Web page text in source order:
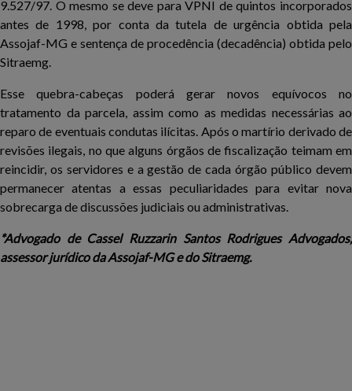
9.527/97. O mesmo se deve para VPNI de quintos incorporados
antes de 1998, por conta da tutela de urgência obtida pela
Assojaf-MG e sentença de procedência (decadência) obtida pelo
Sitraemg.
Esse quebra-cabeças poderá gerar novos equívocos no
tratamento da parcela, assim como as medidas necessárias ao
reparo de eventuais condutas ilícitas. Após o martírio derivado de
revisões ilegais, no que alguns órgãos de fiscalização teimam em
reincidir, os servidores e a gestão de cada órgão público devem
permanecer atentas a essas peculiaridades para evitar nova
sobrecarga de discussões judiciais ou administrativas.
*Advogado de Cassel Ruzzarin Santos Rodrigues Advogados,
assessor jurídico da Assojaf-MG e do Sitraemg.